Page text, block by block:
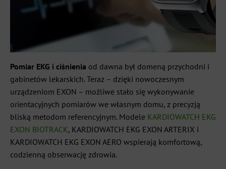
Pomiar EKG i ciśnienia od dawna był domeną przychodni i
gabinetów lekarskich. Teraz – dzięki nowoczesnym
urządzeniom EXON – możliwe stało się wykonywanie
orientacyjnych pomiarów we własnym domu, z precyzją
bliską metodom referencyjnym. Modele KARDIOWATCH EKG
EXON BIOTRACK, KARDIOWATCH EKG EXON ARTERIX i
KARDIOWATCH EKG EXON AERO wspierają komfortową,
codzienną obserwację zdrowia.